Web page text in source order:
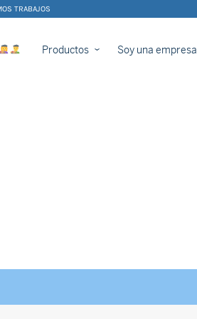
TRABAJOS
Productos Soy una empresa